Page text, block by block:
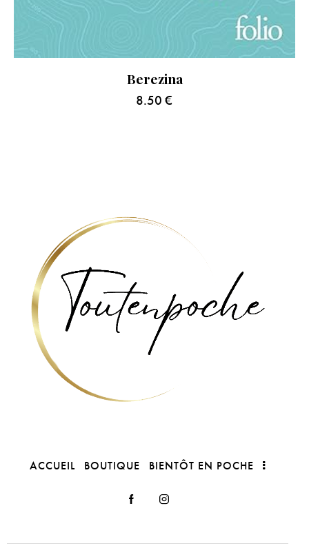
Berezina
8.50 €
ACCUEIL BOUTIQUE BIENTÔT EN POCHE